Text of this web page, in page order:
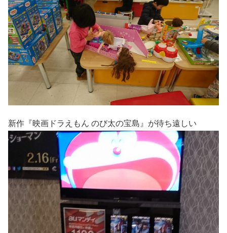
新作『映画ドラえもん のび太の宝島』が待ち遠しい